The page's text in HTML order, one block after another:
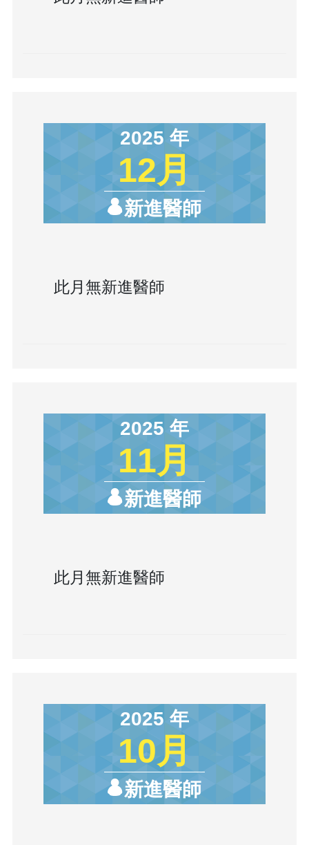
2025 年
12月
新進醫師
此月無新進醫師
2025 年
11月
新進醫師
此月無新進醫師
2025 年
10月
新進醫師